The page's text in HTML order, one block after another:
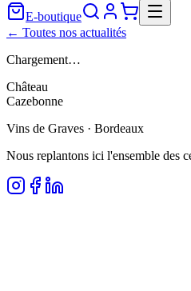
E-boutique
← Toutes nos actualités
Chargement…
Château
Cazebonne
Vins de Graves · Bordeaux
Nous replantons ici l'ensemble des